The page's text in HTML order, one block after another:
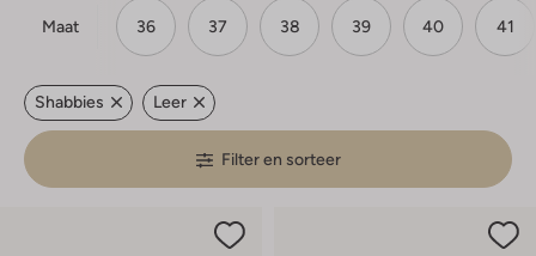
Maat 36 37 38 39 40 41
Shabbies Leer
Filter en sorteer